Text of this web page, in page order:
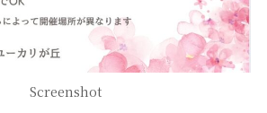
Screenshot